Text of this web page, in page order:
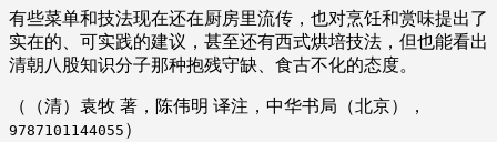
有些菜单和技法现在还在厨房里流传，也对烹饪和赏味提出了
实在的、可实践的建议，甚至还有西式烘培技法，但也能看出
清朝八股知识分子那种抱残守缺、食古不化的态度。
（（清）袁牧 著，陈伟明 译注，中华书局（北京），
9787101144055 ）